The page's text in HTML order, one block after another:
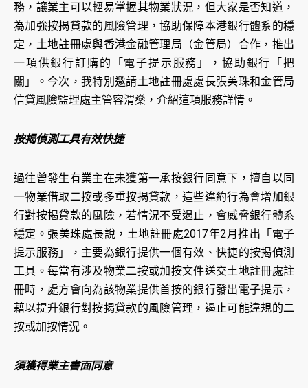
務，讓業主可以輕易掌握其物業狀況，但大家是否知道，
為加強按揭貸款的風險管理，協助保障本港銀行體系的穩
定，土地註冊處與香港金融管理局（金管局）合作，推出
一項供銀行訂購的「電子提示服務」，協助銀行「把
關」。今次，我特別邀請土地註冊處處長張美珠和金管局
信貸風險監理處主管容渭燊，介紹這項服務詳情。
按揭偵測工具有效快捷
過往曾發生有業主在未獲第一承按銀行同意下，擅自以同
一物業借取二按或多重按揭貸款，這些違約行為會增加銀
行對按揭貸款的風險，若情況不受遏止，會威脅銀行體系
穩定。張美珠處長說，土地註冊處2017年2月推出「電子
提示服務」，主要為銀行提供一個有效、快捷的按揭偵測
工具。每當有涉及物業二按或加按文件送交土地註冊處註
冊時，處方會向為該物業提供首按的銀行發出電子提示，
藉以提升銀行對按揭貸款的風險管理，遏止可能違規的二
按或加按情況。
須獲得業主書面同意